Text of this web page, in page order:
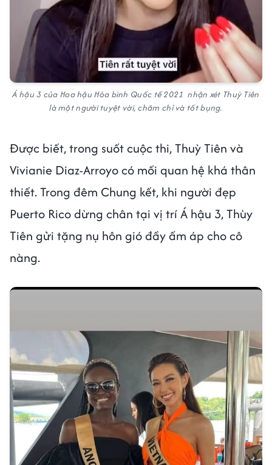
Á hậu 3 của Hoa hậu Hòa bình Quốc tế 2021 nhận xét Thuỳ Tiên
là một người tuyệt vời, chăm chỉ và tốt bụng.
Được biết, trong suốt cuộc thi, Thuỳ Tiên và
Vivianie Diaz-Arroyo có mối quan hệ khá thân
thiết. Trong đêm Chung kết, khi người đẹp
Puerto Rico dừng chân tại vị trí Á hậu 3, Thùy
Tiên gửi tặng nụ hôn gió đầy ấm áp cho cô
nàng.